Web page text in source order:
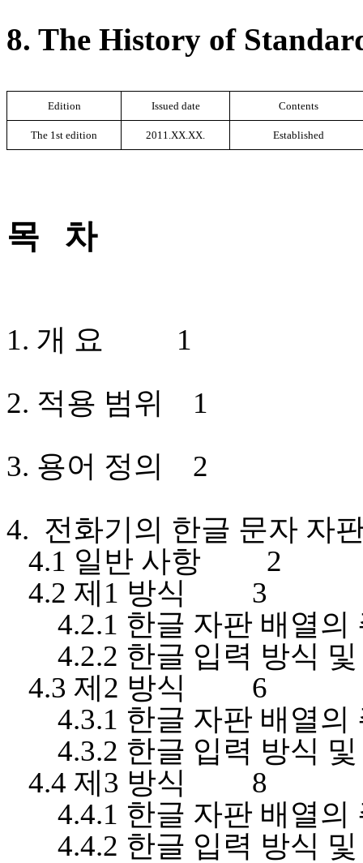
8. The History of
Edition Issued date Contents
The 1st edition 2011.XX.XX. Established
목 차
1. 개 요
1
2. 적용 범위
1
3. 용어 정의
2
4. 전화기의 한글 문자 자
4.1 일반 사항
2
4.2 제 1 방식
3
4.2.1 한글 자판 배열의
4.2.2 한글 입력 방식
4.3 제 2 방식
6
4.3.1 한글 자판 배열의
4.3.2 한글 입력 방식
4.4 제 3 방식
8
4.4.1 한글 자판 배열의
4.4.2 한글 입력 방식